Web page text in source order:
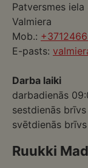
Patversmes iela
Valmiera
Mob.:
E-pasts:
Darba laiki
darbadienās
sestdienās brīvs
svētdienās brīvs
Ruukki